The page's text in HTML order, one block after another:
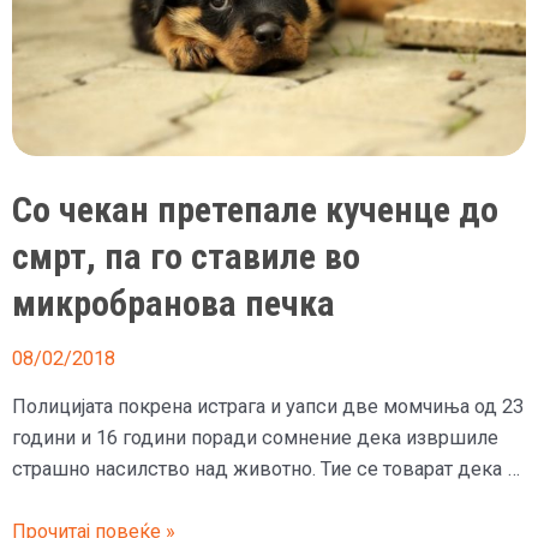
Со чекан претепале кученце до
смрт, па го ставиле во
микробранова печка
08/02/2018
Полицијата покрена истрага и уапси две момчиња од 23
години и 16 години поради сомнение дека извршиле
страшно насилство над животно. Тие се товарат дека …
Со
Прочитај повеќе »